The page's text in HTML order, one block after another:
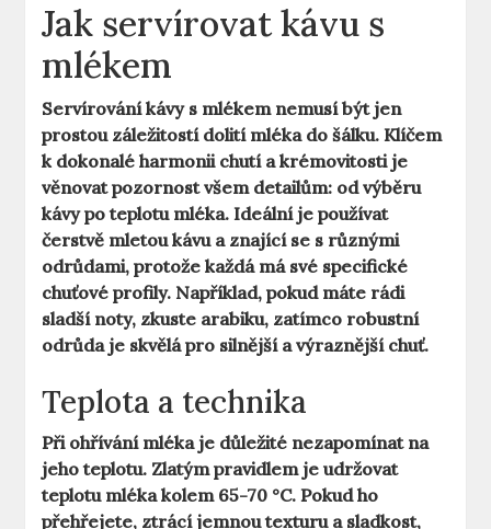
Jak servírovat kávu s
mlékem
Servírování kávy s mlékem nemusí být jen
prostou záležitostí dolití mléka do šálku. Klíčem
k dokonalé harmonii chutí a krémovitosti je
věnovat pozornost všem detailům: od výběru
kávy po teplotu mléka. Ideální je používat
čerstvě mletou kávu a znající se s různými
odrůdami, protože každá má své specifické
chuťové profily. Například, pokud máte rádi
sladší noty, zkuste arabiku, zatímco robustní
odrůda je skvělá pro silnější a výraznější chuť.
Teplota a technika
Při ohřívání mléka je důležité nezapomínat na
jeho teplotu. Zlatým pravidlemje udržovat
teplotu mléka kolem 65-70 °C. Pokud ho
přehřejete, ztrácí jemnou texturu a sladkost,